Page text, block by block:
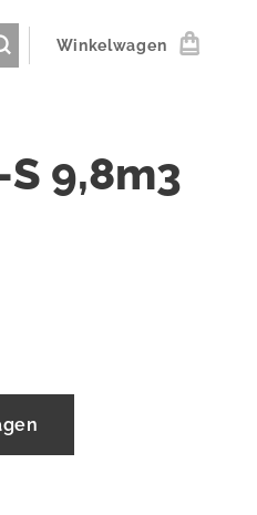
Winkelwagen
9,8m3